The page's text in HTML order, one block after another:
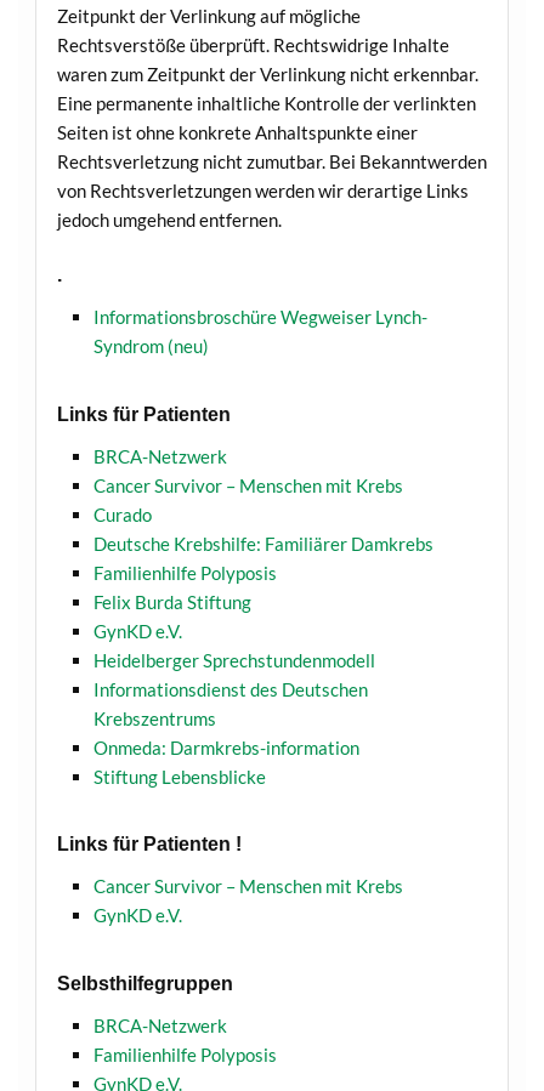
Zeitpunkt der Verlinkung auf mögliche
Rechtsverstöße überprüft. Rechtswidrige Inhalte
waren zum Zeitpunkt der Verlinkung nicht erkennbar.
Eine permanente inhaltliche Kontrolle der verlinkten
Seiten ist ohne konkrete Anhaltspunkte einer
Rechtsverletzung nicht zumutbar. Bei Bekanntwerden
von Rechtsverletzungen werden wir derartige Links
jedoch umgehend entfernen.
.
Informationsbroschüre Wegweiser Lynch-
Syndrom (neu)
Links für Patienten
BRCA-Netzwerk
Cancer Survivor – Menschen mit Krebs
Curado
Deutsche Krebshilfe: Familiärer Damkrebs
Familienhilfe Polyposis
Felix Burda Stiftung
GynKD e.V.
Heidelberger Sprechstundenmodell
Informationsdienst des Deutschen
Krebszentrums
Onmeda: Darmkrebs-information
Stiftung Lebensblicke
Links für Patienten !
Cancer Survivor – Menschen mit Krebs
GynKD e.V.
Selbsthilfegruppen
BRCA-Netzwerk
Familienhilfe Polyposis
GynKD e.V.